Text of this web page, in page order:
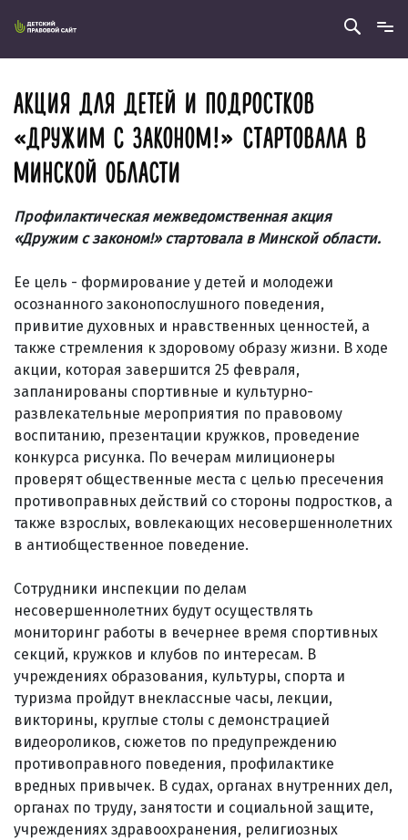
АКЦИЯ ДЛЯ ДЕТЕЙ И ПОДРОСТКОВ
«ДРУЖИМ С ЗАКОНОМ!» СТАРТОВАЛА В
МИНСКОЙ ОБЛАСТИ
Профилактическая межведомственная акция
«Дружим с законом!» стартовала в Минской области.
Ее цель - формирование у детей и молодежи
осознанного законопослушного поведения,
привитие духовных и нравственных ценностей, а
также стремления к здоровому образу жизни. В ходе
акции, которая завершится 25 февраля,
запланированы спортивные и культурно-
развлекательные мероприятия по правовому
воспитанию, презентации кружков, проведение
конкурса рисунка. По вечерам милиционеры
проверят общественные места с целью пресечения
противоправных действий со стороны подростков, а
также взрослых, вовлекающих несовершеннолетних
в антиобщественное поведение.
Сотрудники инспекции по делам
несовершеннолетних будут осуществлять
мониторинг работы в вечернее время спортивных
секций, кружков и клубов по интересам. В
учреждениях образования, культуры, спорта и
туризма пройдут внеклассные часы, лекции,
викторины, круглые столы с демонстрацией
видеороликов, сюжетов по предупреждению
противоправного поведения, профилактике
вредных привычек. В судах, органах внутренних дел,
органах по труду, занятости и социальной защите,
учреждениях здравоохранения, религиозных